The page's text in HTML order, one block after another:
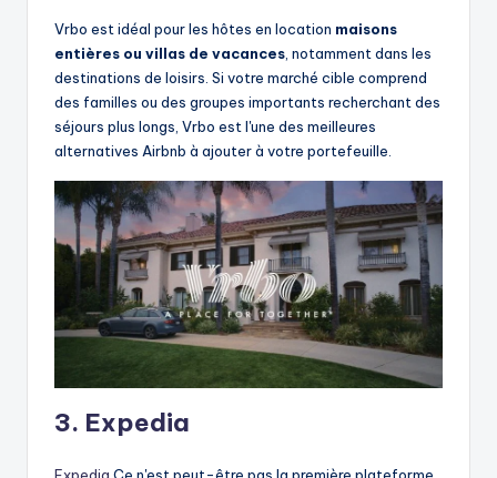
Vrbo est idéal pour les hôtes en location maisons
entières ou villas de vacances, notamment dans les
destinations de loisirs. Si votre marché cible comprend
des familles ou des groupes importants recherchant des
séjours plus longs, Vrbo est l'une des meilleures
alternatives Airbnb à ajouter à votre portefeuille.
3. Expedia
Expedia Ce n'est peut-être pas la première plateforme